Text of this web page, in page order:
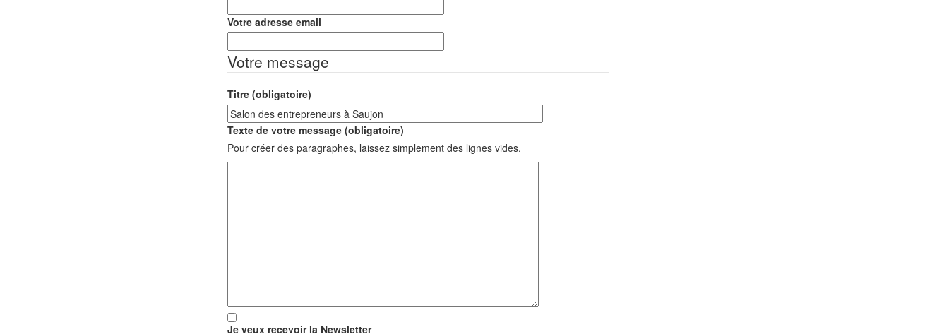
Votre adresse email
Votre message
Titre (obligatoire)
Texte de votre message (obligatoire)
Pour créer des paragraphes, laissez simplement des lignes vides.
Je veux recevoir la Newsletter